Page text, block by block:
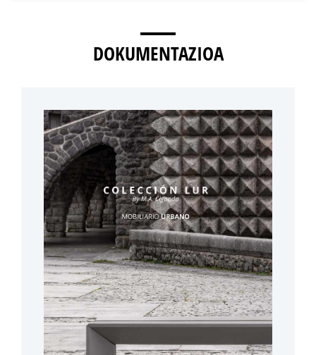
DOKUMENTAZIOA